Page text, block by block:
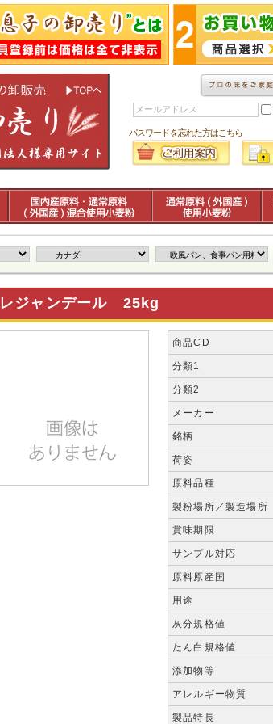
パスワードを忘れた方はこちら
レジャンデール 25kg
商品CD
分類1
分類2
メーカー
銘柄
荷姿
原料品種
製粉場所／製造場所
賞味期限
サンプル対応
原料原産国
用途
灰分規格値
たん白規格値
添加物等
アレルギー物質
製品特長